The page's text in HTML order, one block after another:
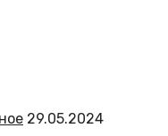
29.05.2024